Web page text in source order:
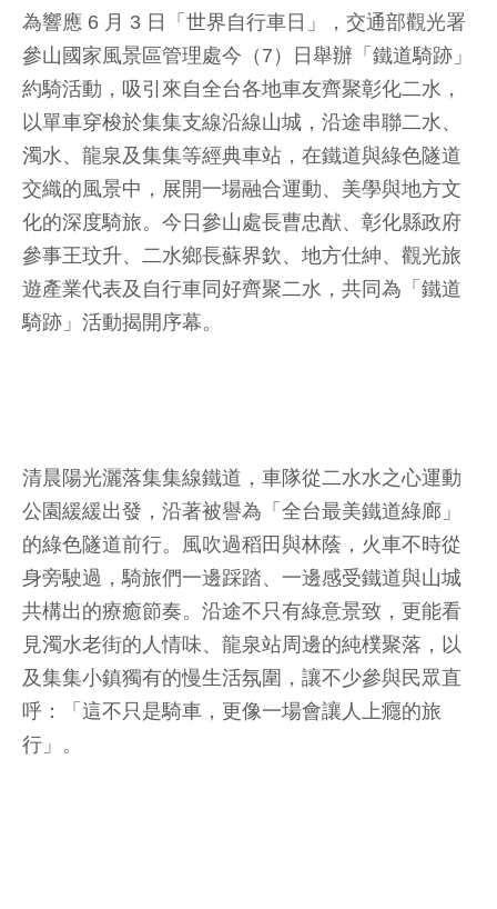
為響應 6 月 3 日「世界自行車日」，交通部觀光署
參山國家風景區管理處今（7）日舉辦「鐵道騎跡」
約騎活動，吸引來自全台各地車友齊聚彰化二水，
以單車穿梭於集集支線沿線山城，沿途串聯二水、
濁水、龍泉及集集等經典車站，在鐵道與綠色隧道
交織的風景中，展開一場融合運動、美學與地方文
化的深度騎旅。今日參山處長曹忠猷、彰化縣政府
參事王玟升、二水鄉長蘇界欽、地方仕紳、觀光旅
遊產業代表及自行車同好齊聚二水，共同為「鐵道
騎跡」活動揭開序幕。
清晨陽光灑落集集線鐵道，車隊從二水水之心運動
公園緩緩出發，沿著被譽為「全台最美鐵道綠廊」
的綠色隧道前行。風吹過稻田與林蔭，火車不時從
身旁駛過，騎旅們一邊踩踏、一邊感受鐵道與山城
共構出的療癒節奏。沿途不只有綠意景致，更能看
見濁水老街的人情味、龍泉站周邊的純樸聚落，以
及集集小鎮獨有的慢生活氛圍，讓不少參與民眾直
呼：「這不只是騎車，更像一場會讓人上癮的旅
行」。